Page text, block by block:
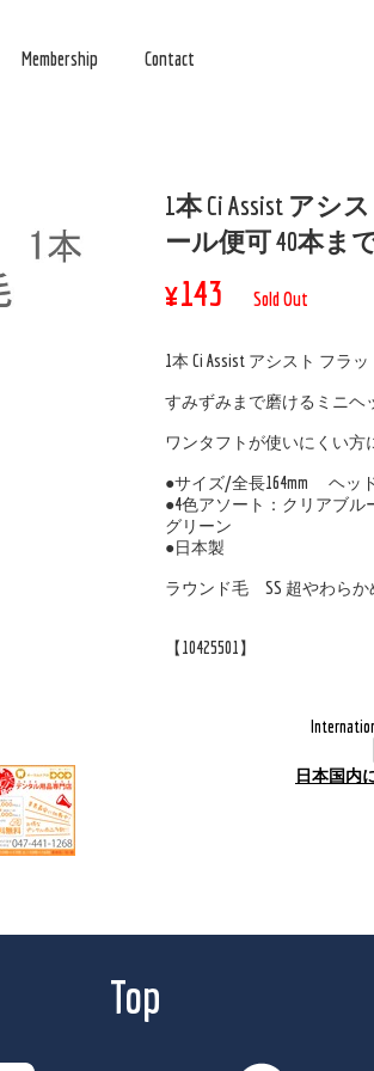
Membership Contact
1本 Ci Assist アシ
ール便可 40本まで
¥143 Sold Out
1本 Ci Assist アシスト フラッ
すみずみまで磨けるミニヘ
ワンタフトが使いにくい方
●サイズ/全長164mm ヘッド
●4色アソート：クリアブ
グリーン
●日本製
ラウンド毛 SS 超やわらか
【10425501】
日本国内
Top